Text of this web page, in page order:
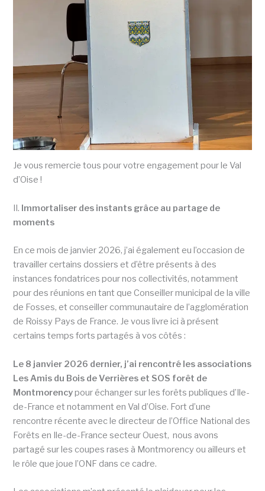
Je vous remercie tous pour votre engagement pour le Val
d’Oise !
II. Immortaliser des instants grâce au partage de
moments
En ce mois de janvier 2026, j’ai également eu l’occasion de
travailler certains dossiers et d’être présents à des
instances fondatrices pour nos collectivités, notamment
pour des réunions en tant que Conseiller municipal de la ville
de Fosses, et conseiller communautaire de l’agglomération
de Roissy Pays de France. Je vous livre ici à présent
certains temps forts partagés à vos côtés :
Le 8 janvier 2026 dernier, j’ai rencontré les associations
Les Amis du Bois de Verrières et SOS forêt de
Montmorencypour échanger sur les forêts publiques d’Ile-
de-France et notamment en Val d’Oise. Fort d’une
rencontre récente avec le directeur de l’Office National des
Forêts en Ile-de-France secteur Ouest, nous avons
partagé sur les coupes rases à Montmorency ou ailleurs et
le rôle que joue l’ONF dans ce cadre.